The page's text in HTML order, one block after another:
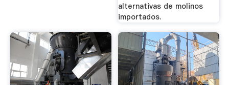
alternativas de molinos
importados.